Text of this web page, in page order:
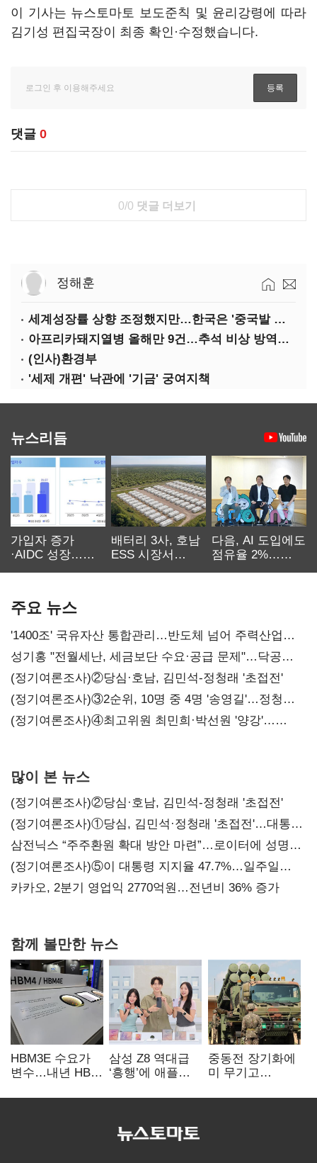
이 기사는 뉴스토마토 보도준칙 및 윤리강령에 따라
김기성 편집국장이 최종 확인·수정했습니다.
댓글 0
0/0 댓글 더보기
정해훈
세계성장률 상향 조정했지만…한국은 '중국발 살얼음판'
아프리카돼지열병 올해만 9건…추석 비상 방역에 '총력'
(인사)환경부
'세제 개편' 낙관에 '기금' 궁여지책
뉴스리듬
가입자 증가
·AIDC 성장…
배터리 3사, 호남
ESS 시장서
다음, AI 도입에도
점유율 2%…
주요 뉴스
'1400조' 국유자산 통합관리…반도체 넘어 주력산업
구조혁신
성기홍 "전월세난, 세금보단 수요·공급 문제"…닥공
시사
(정기여론조사)②당심·호남, 김민석-정청래 '초접전'
(정기여론조사)③2순위, 10명 중 4명 '송영길'…정청래
'한 자릿수'
(정기여론조사)④최고위원 최민희·박선원 '양강'…
많이 본 뉴스
(정기여론조사)②당심·호남, 김민석-정청래 '초접전'
(정기여론조사)①당심, 김민석·정청래 '초접전'…대통령
지지도 '50% 아래로'(종합)
삼전닉스 “주주환원 확대 방안 마련”…로이터에 성명
보내
(정기여론조사)⑤이 대통령 지지율 47.7%…일주일
만에 다시 40%대
카카오, 2분기 영업익 2770억원…전년비 36% 증가
함께 볼만한 뉴스
HBM3E 수요가
변수…내년 HBM
삼성 Z8 역대급
‘흥행’에 애플
‘폴더블 대전’
중동전 장기화에
미 무기고
기회